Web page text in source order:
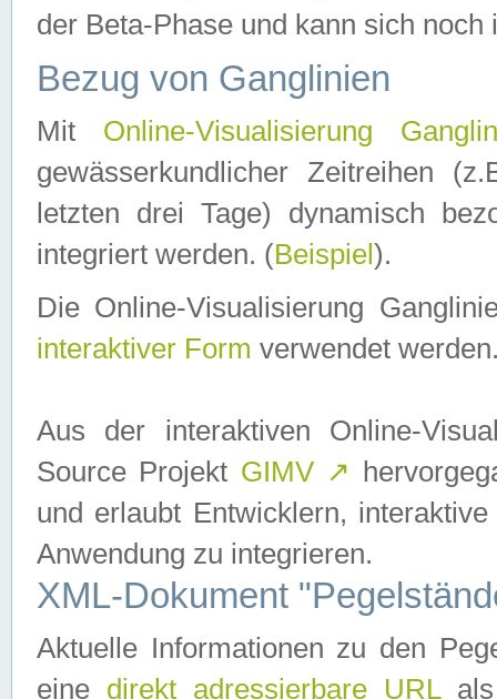
der Beta-Phase und kann sich noch
Bezug von Ganglinien
Mit Online-Visualisierung
gewässerkundlicher Zeitreihen
letzten drei Tage) dynamisch
integriert werden. (Beispiel ).
Die Online-Visualisierung
interaktiver Form verwendet
Aus der interaktiven Online-
Source Projekt GIMV ↗
und erlaubt Entwicklern,
Anwendung zu integrieren.
XML-Dokument
Aktuelle Informationen zu den
eine direkt adressierbare URLals